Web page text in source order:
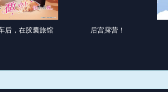
后，在胶囊旅馆 后宫露营！